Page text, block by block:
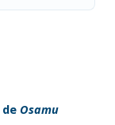
de Osamu